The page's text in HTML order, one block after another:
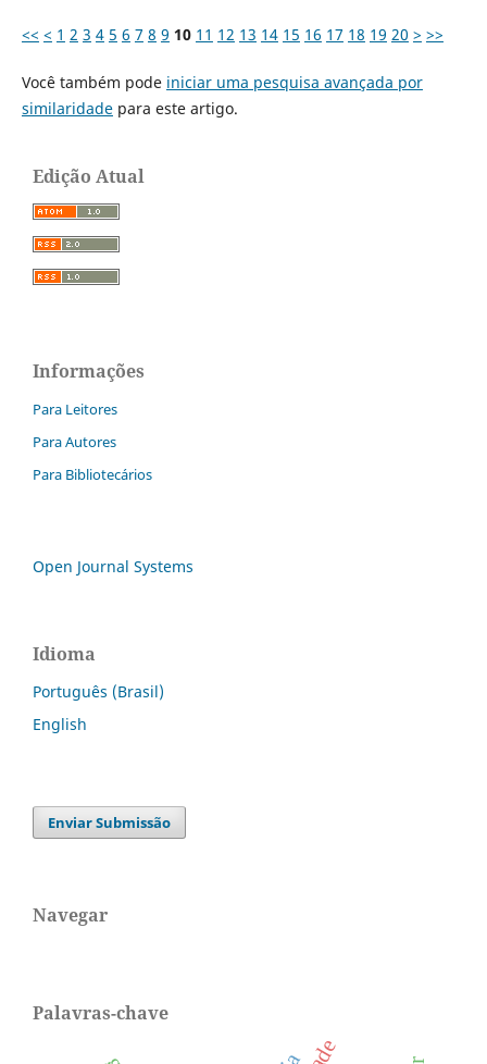
<< < 1 2 3 4 5 6 7 8 9 10 11 12 13 14 15 16 17 18 19 20 > >>
Você também pode iniciar uma pesquisa avançada por
similaridadepara este artigo.
Edição Atual
Informações
Para Leitores
Para Autores
Para Bibliotecários
Open Journal Systems
Idioma
Português (Brasil)
English
Enviar Submissão
Navegar
Palavras-chave